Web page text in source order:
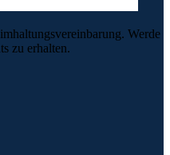
Werde
zu erhalten.